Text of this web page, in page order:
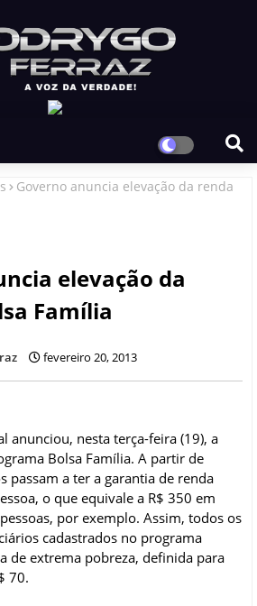
Governo anuncia elevação da renda
elevação da
Família
fevereiro 20, 2013
anunciou, nesta terça-feira (19), a
Bolsa Família. A partir de
passam a ter a garantia de renda
o que equivale a R$ 350 em
por exemplo. Assim, todos os
cadastrados no programa
de extrema pobreza, definida para
70.